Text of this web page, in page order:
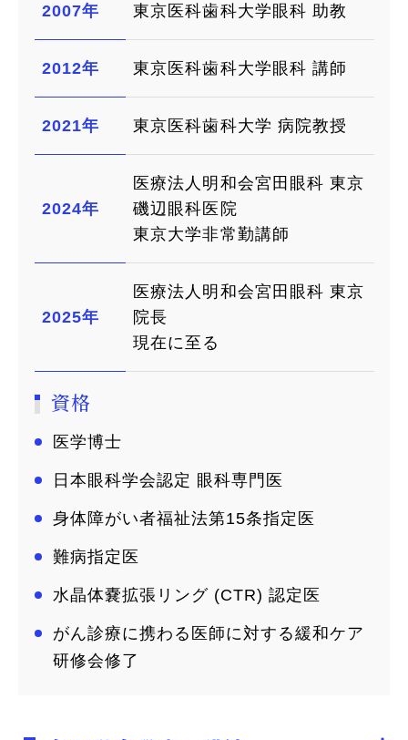
2007年 東京医科歯科大学眼科 助教
2012年 東京医科歯科大学眼科 講師
2021年 東京医科歯科大学 病院教授
2024年
医療法人明和会宮田眼科 東京
磯辺眼科医院
東京大学非常勤講師
2025年
医療法人明和会宮田眼科 東京
院長
現在に至る
資格
医学博士
日本眼科学会認定 眼科専門医
身体障がい者福祉法第15条指定医
難病指定医
水晶体嚢拡張リング (CTR) 認定医
がん診療に携わる医師に対する緩和ケア
研修会修了